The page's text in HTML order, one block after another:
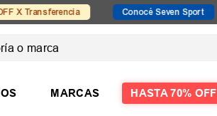
Conocé Seven Sport
MARCAS HASTA 70% OFF